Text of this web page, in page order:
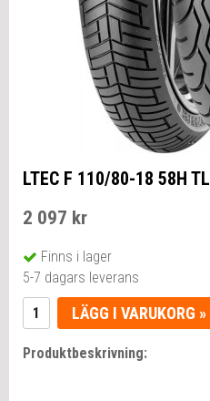
LTEC F 110/80-18 58H TL
2 097 kr
Finns i lager
5-7 dagars leverans
LÄGG I VARUKORG »
Produktbeskrivning: